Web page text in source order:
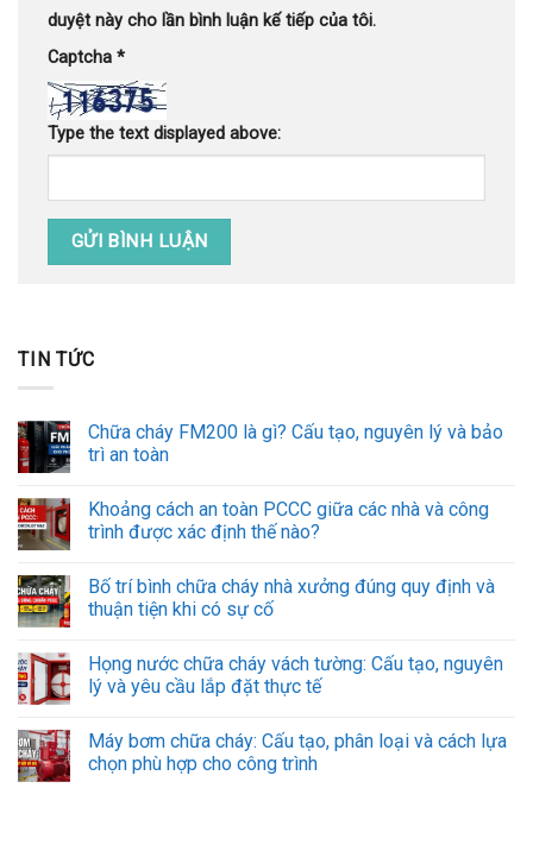
duyệt này cho lần bình luận kế tiếp của tôi.
Captcha *
Type the text displayed above:
TIN TỨC
Chữa cháy FM200 là gì? Cấu tạo, nguyên lý và bảo
trì an toàn
Khoảng cách an toàn PCCC giữa các nhà và công
trình được xác định thế nào?
Bố trí bình chữa cháy nhà xưởng đúng quy định và
thuận tiện khi có sự cố
Họng nước chữa cháy vách tường: Cấu tạo, nguyên
lý và yêu cầu lắp đặt thực tế
Máy bơm chữa cháy: Cấu tạo, phân loại và cách lựa
chọn phù hợp cho công trình